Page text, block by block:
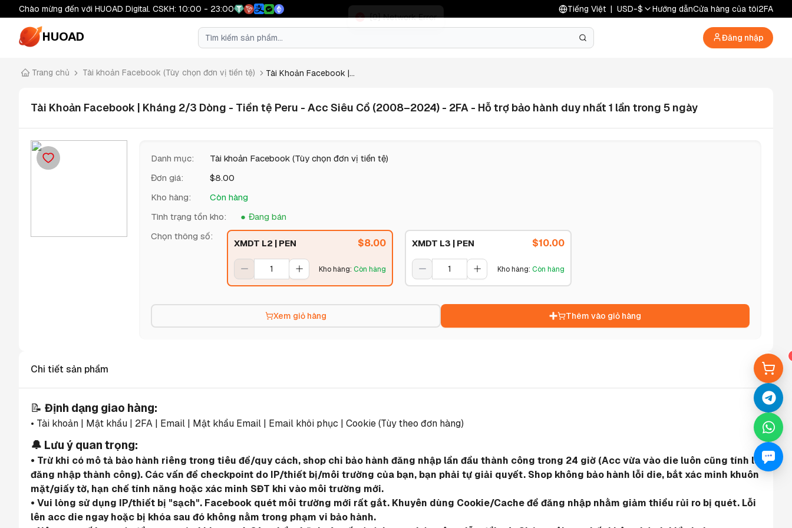
Chào mừng đến với HUOAD Digital. CSKH: 10:00 - 23:00 Tiếng Việt | USD-$ Hướng dẫnCửa hàng của tôi2FA
HUOAD Đăng nhập
Trang chủ Tài khoản Facebook (Tùy chọn đơn vị tiền tệ) Tài Khoản Facebook |...
Tài Khoản Facebook | Kháng 2/3 Dòng - Tiền tệ Peru - Acc Siêu Cổ (2008–2024) - 2FA - Hỗ trợ bảo hành duy nhất 1 lần trong 5 ngày
Danh mục:
Tài khoản Facebook (Tùy chọn đơn vị tiền tệ)
Đơn giá: $8.00
Kho hàng:
Còn hàng
Tình trạng tồn kho:
Đang bán
Chọn thông số:
XMDT L2 | PEN $8.00
Kho hàng: Còn hàng
XMDT L3 | PEN $10.00
Kho hàng: Còn hàng
Xem giỏ hàng Thêm vào giỏ hàng
Chi tiết sản phẩm
📝 Định dạng giao hàng:
• Tài khoản | Mật khẩu | 2FA | Email | Mật khẩu Email | Email khôi phục | Cookie (Tùy theo đơn hàng)
🔔 Lưu ý quan trọng:
• Trừ khi có mô tả bảo hành riêng trong tiêu đề/quy cách, shop chỉ bảo hành đăng nhập lần đầu thành công trong 24 giờ (Acc vừa vào die luôn cũng tính là
đăng nhập thành công). Các vấn đề checkpoint do IP/thiết bị/môi trường của bạn, bạn phải tự giải quyết. Shop không bảo hành lỗi die, bắt xác minh khuôn
mặt/giấy tờ, hạn chế tính năng hoặc xác minh SĐT khi vào môi trường mới.
• Vui lòng sử dụng IP/thiết bị "sạch". Facebook quét môi trường mới rất gắt. Khuyên dùng Cookie/Cache để đăng nhập nhằm giảm thiểu rủi ro bị quét. Lỗi
lên acc die ngay hoặc bị khóa sau đó không nằm trong phạm vi bảo hành.